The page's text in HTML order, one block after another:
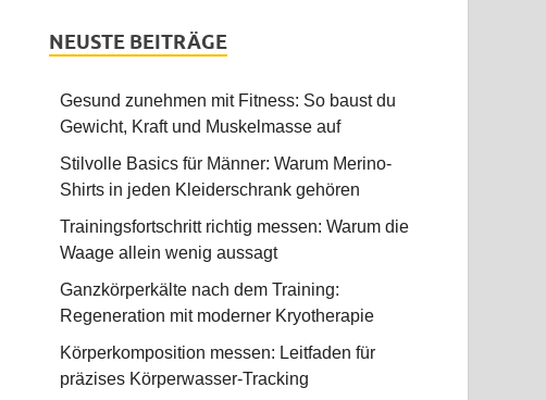
NEUSTE BEITRÄGE
Gesund zunehmen mit Fitness: So baust du
Gewicht, Kraft und Muskelmasse auf
Stilvolle Basics für Männer: Warum Merino-
Shirts in jeden Kleiderschrank gehören
Trainingsfortschritt richtig messen: Warum die
Waage allein wenig aussagt
Ganzkörperkälte nach dem Training:
Regeneration mit moderner Kryotherapie
Körperkomposition messen: Leitfaden für
präzises Körperwasser-Tracking